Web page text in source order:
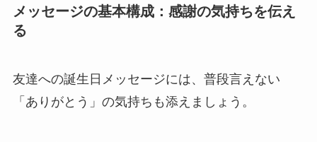
メッセージの基本構成：感謝の気持ちを伝え
る
友達への誕生日メッセージには、普段言えない
「ありがとう」の気持ちも添えましょう。